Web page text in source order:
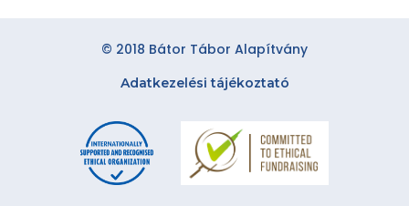
© 2018 Bátor Tábor Alapítvány
Adatkezelési tájékoztató